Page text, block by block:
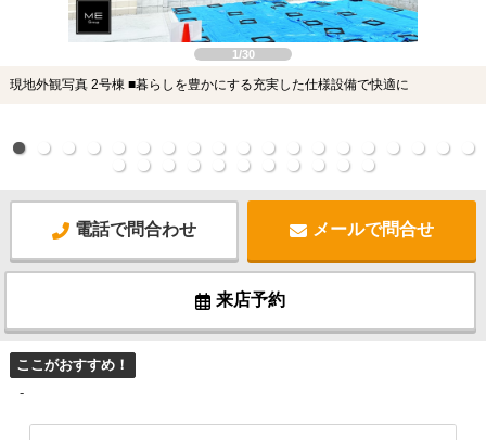
1/30
現地外観写真 2号棟 ■暮らしを豊かにする充実した仕様設備で快適に
電話で問合わせ メールで問合せ
来店予約
ここがおすすめ！
-